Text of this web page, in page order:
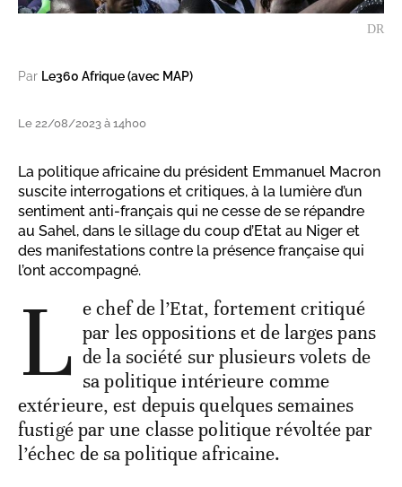
DR
Par Le360 Afrique (avec MAP)
Le 22/08/2023 à 14h00
La politique africaine du président Emmanuel Macron
suscite interrogations et critiques, à la lumière d’un
sentiment anti-français qui ne cesse de se répandre
au Sahel, dans le sillage du coup d’Etat au Niger et
des manifestations contre la présence française qui
l’ont accompagné.
L e chef de l’Etat, fortement critiqué
par les oppositions et de larges pans
de la société sur plusieurs volets de
sa politique intérieure comme
extérieure, est depuis quelques semaines
fustigé par une classe politique révoltée par
l’échec de sa politique africaine.